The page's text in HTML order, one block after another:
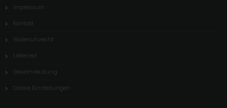
Impressum
Kontakt
Widerrufsrecht
Lieferzeit
Gewährleistung
Cookie Einstellungen